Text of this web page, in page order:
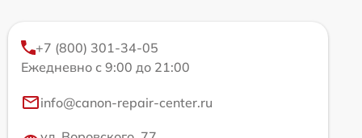
+7 (800) 301-34-05
Ежедневно с 9:00 до 21:00
info@canon-repair-center.ru